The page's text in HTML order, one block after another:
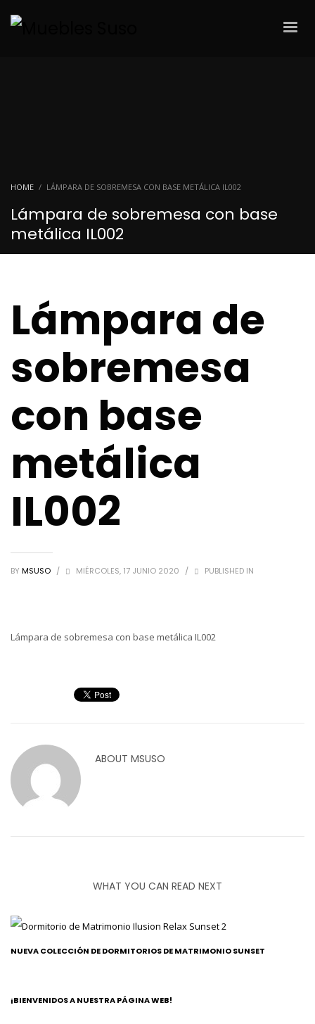
HOME LÁMPARA DE SOBREMESA CON BASE METÁLICA IL002
Lámpara de sobremesa con base
metálica IL002
Lámpara de
sobremesa
con base
metálica
IL002
BY MSUSO / MIÉRCOLES, 17 JUNIO 2020 / PUBLISHED IN
Lámpara de sobremesa con base metálica IL002
ABOUT MSUSO
WHAT YOU CAN READ NEXT
NUEVA COLECCIÓN DE DORMITORIOS DE MATRIMONIO SUNSET
¡BIENVENIDOS A NUESTRA PÁGINA WEB!